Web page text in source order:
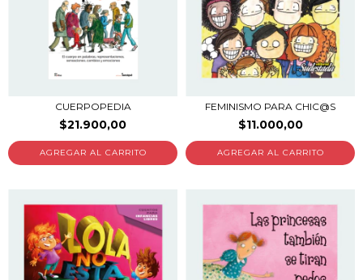
CUERPOPEDIA
$21.900,00
FEMINISMO PARA CHIC@S
$11.000,00